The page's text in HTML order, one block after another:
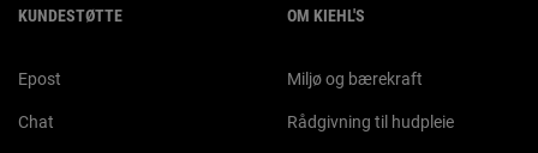
KUNDESTØTTE
Epost
Chat
OM KIEHL'S
Miljø og bærekraft
Rådgivning til hudpleie